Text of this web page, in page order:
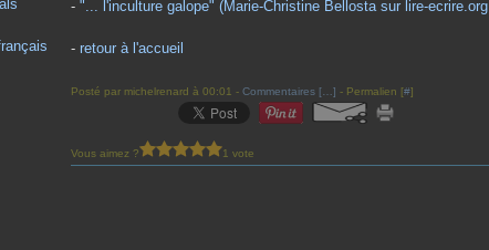
- "... l'inculture galope" (Marie-Christine Bellosta sur lire-ecrire.org
- retour à l'accueil
Posté par michelrenard à 00:01 - Commentaires [ ] - Permalien [#]
Vous aimez ? 1 vote